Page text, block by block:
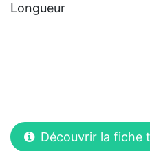
Longueur
Découvrir la fiche